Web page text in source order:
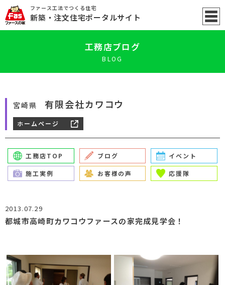
ファース工法でつくる住宅
新築 ・注文住宅ポータルサイト
工務店ブログ
BLOG
宮崎県 有限会社カワコウ
ホームページ
工務店TOP ブログ イベント
施工実例 お客様の声 応援隊
2013.07.29
都城市高崎町カワコウファースの家完成見学会！